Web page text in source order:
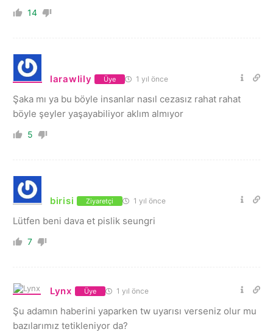
14
larawlily Üye 1 yıl önce
Şaka mı ya bu böyle insanlar nasıl cezasız rahat rahat
böyle şeyler yaşayabiliyor aklım almıyor
5
birisi Ziyaretçi 1 yıl önce
Lütfen beni dava et pislik seungri
7
Lynx Üye 1 yıl önce
Şu adamın haberini yaparken tw uyarısı verseniz olur mu
bazılarımız tetikleniyor da?